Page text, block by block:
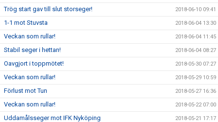
Trög start gav till slut storseger! 2018-06-10 09:41
1-1 mot Stuvsta 2018-06-04 13:30
Veckan som rullar! 2018-06-04 11:45
Stabil seger i hettan! 2018-06-04 08:27
Oavgjort i toppmötet! 2018-05-30 07:27
Veckan som rullar! 2018-05-29 10:59
Förlust mot Tun 2018-05-27 16:36
Veckan som rullar! 2018-05-22 07:00
Uddamålsseger mot IFK Nyköping 2018-05-21 17:17